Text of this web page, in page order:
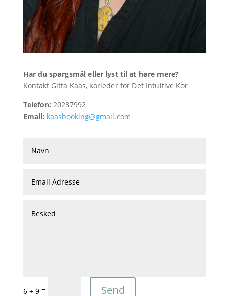
Har du spørgsmål eller lyst til at høre mere?
Kontakt Gitta Kaas, korleder for Det Intuitive Kor
Telefon: 20287992
Email: kaasbooking@gmail.com
6 + 9= Send